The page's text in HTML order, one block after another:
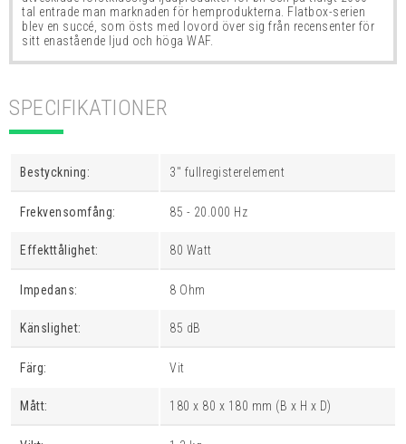
tal entrade man marknaden för hemprodukterna. Flatbox-serien
blev en succé, som östs med lovord över sig från recensenter för
sitt enastående ljud och höga WAF.
SPECIFIKATIONER
Bestyckning: 3" fullregisterelement
Frekvensomfång: 85 - 20.000 Hz
Effekttålighet: 80 Watt
Impedans: 8 Ohm
Känslighet: 85 dB
Färg: Vit
Mått: 180 x 80 x 180 mm (B x H x D)